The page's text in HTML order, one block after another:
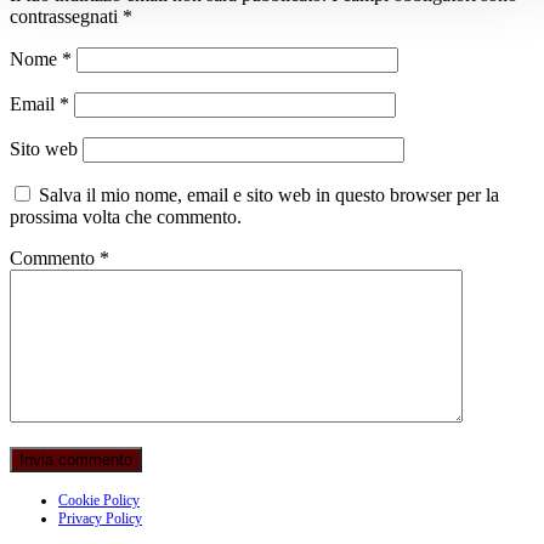
contrassegnati *
Nome *
Email *
Sito web
Salva il mio nome, email e sito web in questo browser per la
prossima volta che commento.
Commento *
Cookie Policy
Privacy Policy